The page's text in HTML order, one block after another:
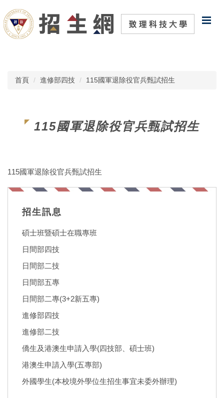
到
主
要
首頁 進修部四技 115國軍退除役官兵甄試招生
115國軍退除役官兵甄試招生
115國軍退除役官兵甄試招生
招生訊息
碩士班暨碩士在職專班
日間部四技
日間部二技
日間部五專
日間部二專(3+2新五專)
進修部四技
進修部二技
僑生及港澳生申請入學(四技部、碩士班)
港澳生申請入學(五專部)
外國學生(本校境外學位生招生事宜未委外辦理)